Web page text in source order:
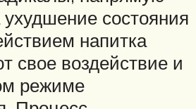
состояния
напитка
свое воздействие и
режиме